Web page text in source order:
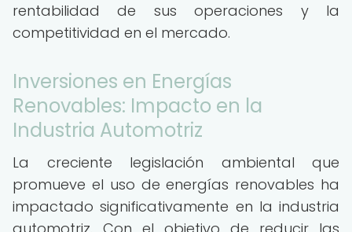
rentabilidad de sus operaciones y la
competitividad en el mercado.
Inversiones en Energías
Renovables: Impacto en la
Industria Automotriz
La creciente legislación ambiental que
promueve el uso de energías renovables ha
impactado significativamente en la industria